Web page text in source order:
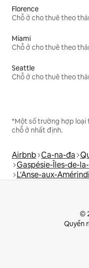
Florence
Chỗ ở cho thuê theo
Miami
Chỗ ở cho thuê theo
Seattle
Chỗ ở cho thuê theo
*Một số trường hợp loại
chỗ ở nhất định.
Airbnb Ca-na-đa
Gaspésie-Îles-de-
L'Anse-aux-
©
Quyền